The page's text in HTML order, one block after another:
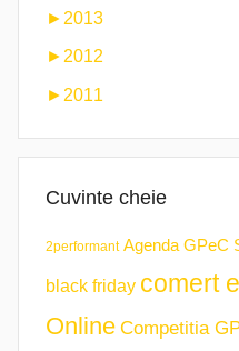
► 2013
► 2012
► 2011
Cuvinte cheie
2performant Agenda GPeC
black friday comert
Online Competitia